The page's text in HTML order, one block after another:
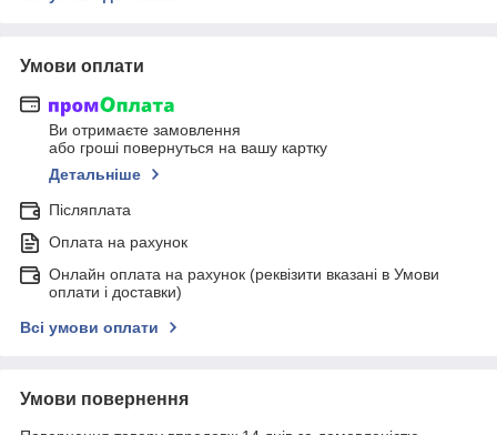
Умови оплати
Ви отримаєте замовлення
або гроші повернуться на вашу картку
Детальніше
Післяплата
Оплата на рахунок
Онлайн оплата на рахунок (реквізити вказані в Умови
оплати і доставки)
Всі умови оплати
Умови повернення